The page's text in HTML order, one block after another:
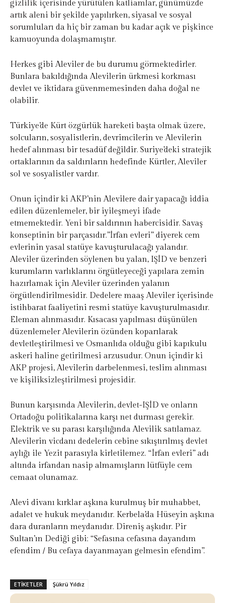
gizlilik içerisinde yürütülen katliamlar, günümüzde
artık aleni bir şekilde yapılırken, siyasal ve sosyal
sorumluları da hiç bir zaman bu kadar açık ve pişkince
kamuoyunda dolaşmamıştır.
Herkes gibi Aleviler de bu durumu görmektedirler.
Bunlara bakıldığında Alevilerin ürkmesi korkması
devlet ve iktidara güvenmemesinden daha doğal ne
olabilir.
Türkiye’de Kürt özgürlük hareketi başta olmak üzere,
solcuların, sosyalistlerin, devrimcilerin ve Alevilerin
hedef alınması bir tesadüf değildir. Suriye’deki stratejik
ortaklarının da saldırıların hedefinde Kürtler, Aleviler
sol ve sosyalistler vardır.
Onun içindir ki AKP’nin Alevilere dair yapacağı iddia
edilen düzenlemeler, bir iyileşmeyi ifade
etmemektedir. Yeni bir saldırının habercisidir. Savaş
konseptinin bir parçasıdır.”İrfan evleri” diyerek cem
evlerinin yasal statüye kavuşturulacağı yalandır.
Aleviler üzerinden söylenen bu yalan, IŞİD ve benzeri
kurumların varlıklarını örgütleyeceği yapılara zemin
hazırlamak için Aleviler üzerinden yalanın
örgütlendirilmesidir. Dedelere maaş Aleviler içerisinde
istihbarat faaliyetini resmi statüye kavuşturulmasıdır.
Eleman alınmasıdır. Kısacası yapılması düşünülen
düzenlemeler Alevilerin özünden koparılarak
devletleştirilmesi ve Osmanlıda olduğu gibi kapıkulu
askeri haline getirilmesi arzusudur. Onun içindir ki
AKP projesi, Alevilerin darbelenmesi, teslim alınması
ve kişiliksizleştirilmesi projesidir.
Bunun karşısında Alevilerin, devlet-IŞİD ve onların
Ortadoğu politikalarına karşı net durması gerekir.
Elektrik ve su parası karşılığında Alevilik satılamaz.
Alevilerin vicdanı dedelerin cebine sıkıştırılmış devlet
aylığı ile Yezit parasıyla kirletilemez. “İrfan evleri” adı
altında irfandan nasip almamışların lütfüyle cem
cemaat olunamaz.
Alevi divanı kırklar aşkına kurulmuş bir muhabbet,
adalet ve hukuk meydanıdır. Kerbela’da Hüseyin aşkına
dara duranların meydanıdır. Direniş aşkıdır. Pir
Sultan’ın Dediği gibi; “Sefasına cefasına dayandım
efendim / Bu cefaya dayanmayan gelmesin efendim”.
ETIKETLER Şükrü Yıldız